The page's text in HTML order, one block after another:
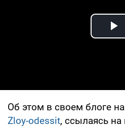
Об этом в своем блоге
Zloy-odessit, ссылаясь